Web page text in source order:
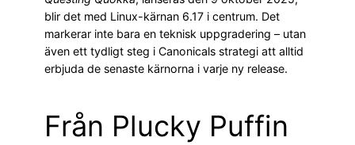
blir det med Linux-kärnan 6.17 i centrum. Det
markerar inte bara en teknisk uppgradering – utan
även ett tydligt steg i Canonicals strategi att alltid
erbjuda de senaste kärnorna i varje ny release.
Från Plucky Puffin